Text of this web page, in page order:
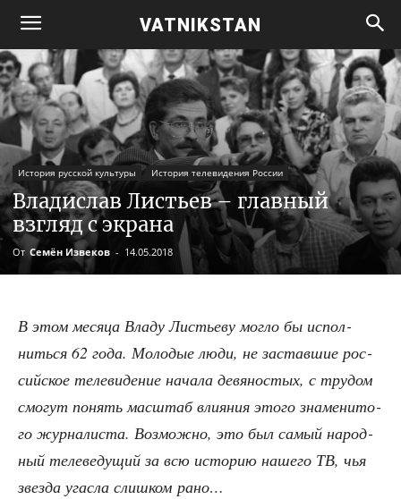
VATNIKSTAN
История русской культуры История телевидения России
Владислав Листьев – главный
взгляд с экрана
От Семён Извеков - 14.05.2018
В этом меся­ца Вла­ду Листье­ву мог­ло бы испол­
нить­ся 62 года. Моло­дые люди, не застав­шие рос­
сий­ское теле­ви­де­ние нача­ла девя­но­стых, с тру­дом
смо­гут понять мас­штаб вли­я­ния это­го зна­ме­ни­то­
го жур­на­ли­ста. Воз­мож­но, это был самый народ­
ный теле­ве­ду­щий за всю исто­рию наше­го ТВ, чья
звез­да угас­ла слиш­ком рано…